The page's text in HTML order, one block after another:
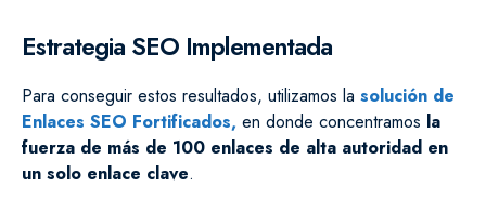
Estrategia SEO Implementada
Para conseguir estos resultados, utilizamos la solución de
Enlaces SEO Fortificados, en donde concentramos la
fuerza de más de 100 enlaces de alta autoridad en
un solo enlace clave.